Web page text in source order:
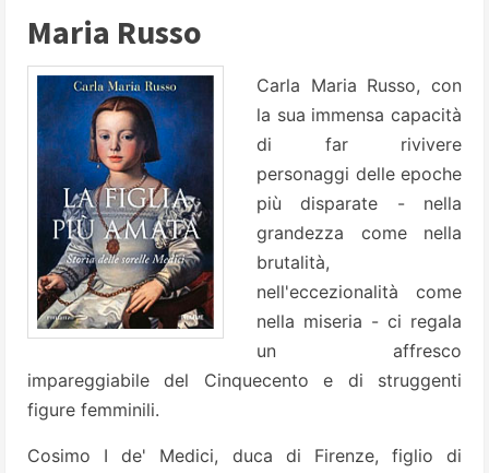
Maria Russo
Carla Maria Russo, con
la sua immensa capacità
di far rivivere
personaggi delle epoche
più disparate - nella
grandezza come nella
brutalità,
nell'eccezionalità come
nella miseria - ci regala
un affresco
impareggiabile del Cinquecento e di struggenti
figure femminili.
Cosimo I de' Medici, duca di Firenze, figlio di